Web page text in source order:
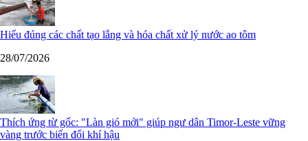
Hiểu đúng các chất tạo lắng và hóa chất xử lý nước ao tôm
28/07/2026
Thích ứng từ gốc: "Làn gió mới" giúp ngư dân Timor-Leste vững
vàng trước biến đổi khí hậu